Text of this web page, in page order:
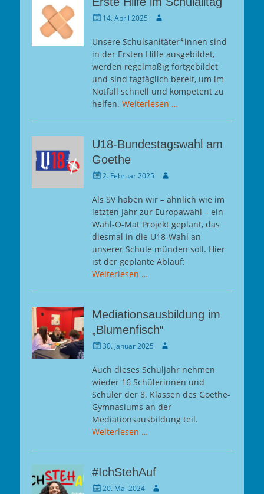
Gepostet
14. April 2025 Autor
Unsere Schulsanitäter*innen sind
in der Ersten Hilfe ausgebildet,
werden regelmäßig fortgebildet
und sind tagtäglich bereit, um im
Notfall schnell und kompetent zu
helfen. Weiterlesen …
U18-Bundestagswahl am
Goethe
Gepostet
2. Februar 2025 Autor
Als SV haben wir – ähnlich wie im
letzten Jahr zur Europawahl – ein
Wahl-O-Mat Projekt geplant, das
diesmal in die U18-Wahl an
unserer Schule münden soll. Hier
ist der geplante Ablauf:
Weiterlesen …
Mediationsausbildung im
„Blumenfisch“
Gepostet
30. Januar 2025 Autor
Auch dieses Schuljahr nehmen
wieder 16 Schülerinnen und
Schüler der 8. Klassen des Goethe-
Gymnasiums an der
Mediationsausbildung teil.
Weiterlesen …
#IchStehAuf
Gepostet
20. Mai 2024 Autor